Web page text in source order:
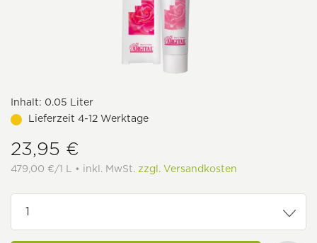
Inhalt: 0.05 Liter
Lieferzeit 4-12 Werktage
23,95 €
479,00 €/1 L • inkl. MwSt. zzgl. Versandkosten